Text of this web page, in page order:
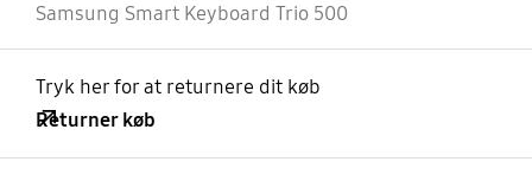
Samsung Smart Keyboard Trio 500
Tryk her for at returnere dit køb
Returner køb